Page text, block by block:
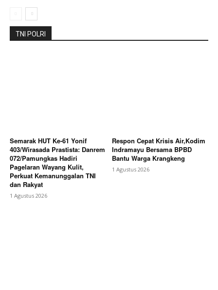
TNI POLRI
Semarak HUT Ke-61 Yonif
403/Wirasada Prastista: Danrem
072/Pamungkas Hadiri
Pagelaran Wayang Kulit,
Perkuat Kemanunggalan TNI
dan Rakyat
1 Agustus 2026
Respon Cepat Krisis Air,Kodim
Indramayu Bersama BPBD
Bantu Warga Krangkeng
1 Agustus 2026